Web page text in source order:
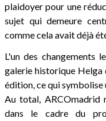
plaidoyer pour une
sujet qui demeure
comme cela avait déjà
L'un des changements
galerie historique Helga
édition, ce qui
Au total, ARCOmadrid
dans le cadre du